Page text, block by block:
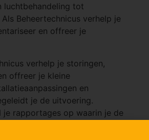
luchtbehandeling tot
Beheertechnicus verhelp je
en offreer je
verhelp je storingen,
offreer je kleine
en
je de uitvoering.
je rapportages op waarin je de